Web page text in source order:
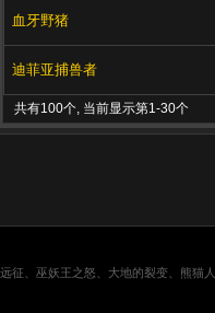
血牙野猪
迪菲亚捕兽者
共有100个, 当前显示第1-30个
征、巫妖王之怒、大地的裂变、熊猫